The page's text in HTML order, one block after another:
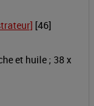
[46]
et huile ; 38 x